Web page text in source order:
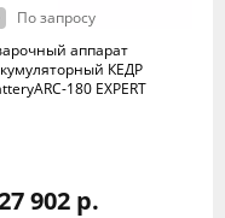
По запросу
аппарат
КЕДР
180 EXPERT
902 р.